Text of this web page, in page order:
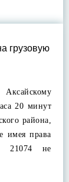
грузовую
20 минут
района,
имея права
21074 не